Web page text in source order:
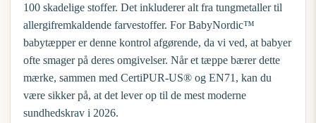
100 skadelige stoffer. Det inkluderer alt fra tungmetaller til
allergifremkaldende farvestoffer. For BabyNordic™
babytæpper er denne kontrol afgørende, da vi ved, at babyer
ofte smager på deres omgivelser. Når et tæppe bærer dette
mærke, sammen med CertiPUR-US® og EN71, kan du
være sikker på, at det lever op til de mest moderne
sundhedskrav i 2026.